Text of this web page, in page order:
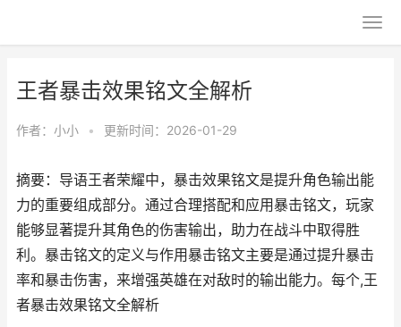
王者暴击效果铭文全解析
作者： 小小 • 更新时间：2026-01-29
摘要：导语王者荣耀中，暴击效果铭文是提升角色输出能
力的重要组成部分。通过合理搭配和应用暴击铭文，玩家
能够显著提升其角色的伤害输出，助力在战斗中取得胜
利。暴击铭文的定义与作用暴击铭文主要是通过提升暴击
率和暴击伤害，来增强英雄在对敌时的输出能力。每个,王
者暴击效果铭文全解析